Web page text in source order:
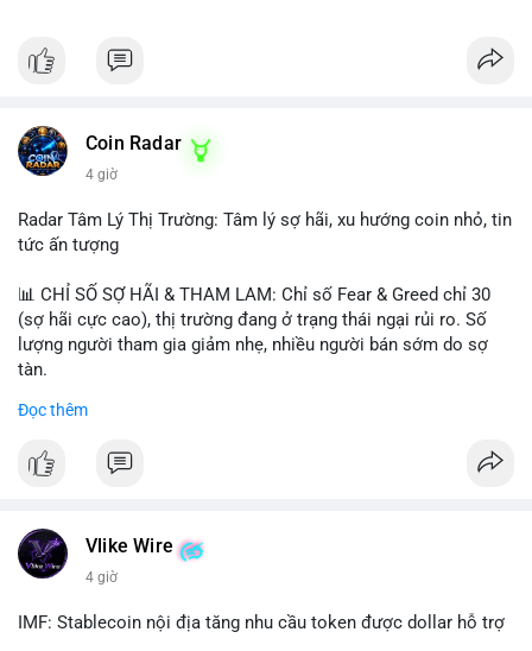
Coin Radar
4 giờ
Radar Tâm Lý Thị Trường: Tâm lý sợ hãi, xu hướng coin nhỏ, tin
tức ấn tượng
📊 CHỈ SỐ SỢ HÃI & THAM LAM: Chỉ số Fear & Greed chỉ 30
(sợ hãi cực cao), thị trường đang ở trạng thái ngại rủi ro. Số
lượng người tham gia giảm nhẹ, nhiều người bán sớm do sợ
tàn.
📈 XU HƯỚNG TÌM KIẾM & THẢO LUẬN: Biconomy (BICO),
coin được tìm kiếm nhiều nhất. Chủ đề NFT (Pudgy Penguins),
💬 DÒNG CHẢY TIN TỨC & TRUYỀN THÔNG: Bàn tán trên
Binance Square tập trung vào lệnh kẹp, dự báo NVDA và Musk
luận về Clearity Act.
Đọc thêm
Vlike Wire
4 giờ
IMF: Stablecoin nội địa tăng nhu cầu token được dollar hỗ trợ